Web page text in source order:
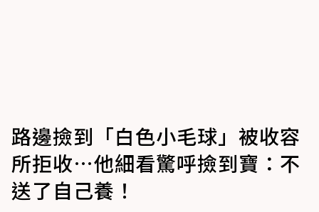
路邊撿到「白色小毛球」被收容
所拒收…他細看驚呼撿到寶：不
送了自己養！